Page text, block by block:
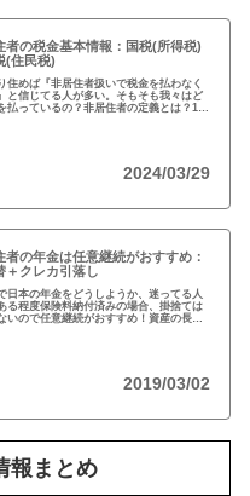
者の税金基本情報：国税(所得税)
(住民税)
住めば『非居住者扱いで税金を払わなく
と信じてる人が多い。そもそも我々はど
払っているの？非居住者の定義とは？1月
2024/03/29
者の年金は任意継続がおすすめ：
＋クレカ引落し
日本の年金をどうしようか、迷ってる人
る程度保険料納付済みの場合、掛捨ては
いので任意継続がおすすめ！資産の長期
2019/03/02
報まとめ